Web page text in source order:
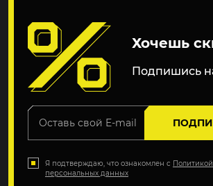
Хочешь
Подпишись
Я подтверждаю, что ознакомлен с
персональных данных